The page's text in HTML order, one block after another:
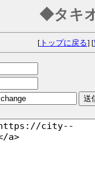
◆タキ
[トップに戻る] [